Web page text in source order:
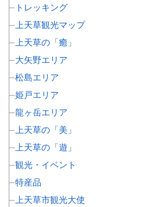
トレッキング
上天草観光マップ
上天草の「癒」
大矢野エリア
松島エリア
姫戸エリア
龍ヶ岳エリア
上天草の「美」
上天草の「遊」
観光・イベント
特産品
上天草市観光大使